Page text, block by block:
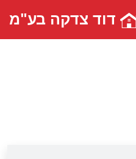
דוד צדקה בע"מ